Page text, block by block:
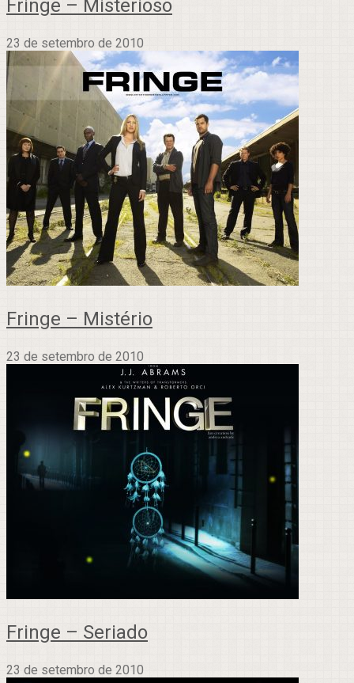
Fringe – Misterioso
23 de setembro de 2010
Fringe – Mistério
23 de setembro de 2010
Fringe – Seriado
23 de setembro de 2010